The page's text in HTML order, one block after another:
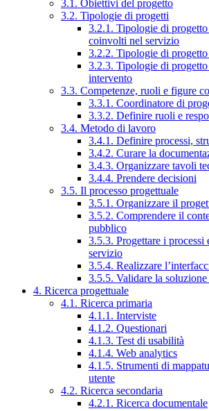
3.1. Obiettivi del progetto
3.2. Tipologie di progetti
3.2.1. Tipologie di
coinvolti nel servizio
3.2.2. Tipologie di
3.2.3. Tipologie di
intervento
3.3. Competenze, ruoli e figure
3.3.1. Coordinatore di
3.3.2. Definire ruoli e
3.4. Metodo di lavoro
3.4.1. Definire processi,
3.4.2. Curare la
3.4.3. Organizzare tavoli
3.4.4. Prendere decisioni
3.5. Il processo progettuale
3.5.1. Organizzare il
3.5.2. Comprendere il
pubblico
3.5.3. Progettare i processi
servizio
3.5.4. Realizzare
3.5.5. Validare la soluzione
4. Ricerca progettuale
4.1. Ricerca primaria
4.1.1. Interviste
4.1.2. Questionari
4.1.3. Test di usabilità
4.1.4. Web analytics
4.1.5. Strumenti di
utente
4.2. Ricerca secondaria
4.2.1. Ricerca documentale